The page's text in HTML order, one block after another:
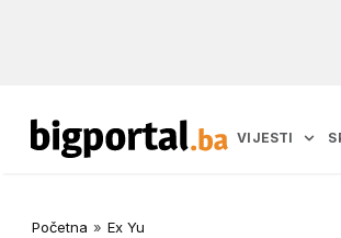
VIJESTI
Početna » Ex Yu